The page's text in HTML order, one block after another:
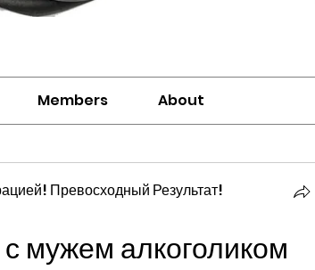
Members About
Превосходный Результат!
мужем алкоголиком